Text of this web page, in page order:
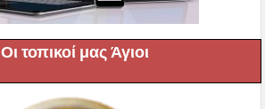
Οι τοπικοί μας Άγιοι